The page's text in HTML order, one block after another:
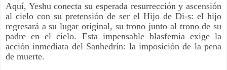
Aquí, Yeshu conecta su esperada resurrección y ascensión
al cielo con su pretensión de ser el Hijo de Di-s: el hijo
regresará a su lugar original, su trono junto al trono de su
padre en el cielo. Esta impensable blasfemia exige la
acción inmediata del Sanhedrín: la imposición de la pena
de muerte.